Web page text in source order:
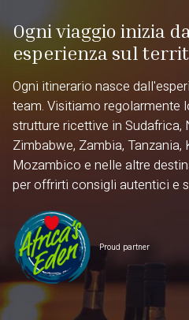
Ogni viaggio inizia
esperienza sul
Ogni itinerario nasce
team. Visitiamo regolarmente
strutture ricettive in Sudafrica,
Zimbabwe, Zambia, Tanzania,
Mozambico e nelle altre
per offrirti consigli autentici e
Proud partner